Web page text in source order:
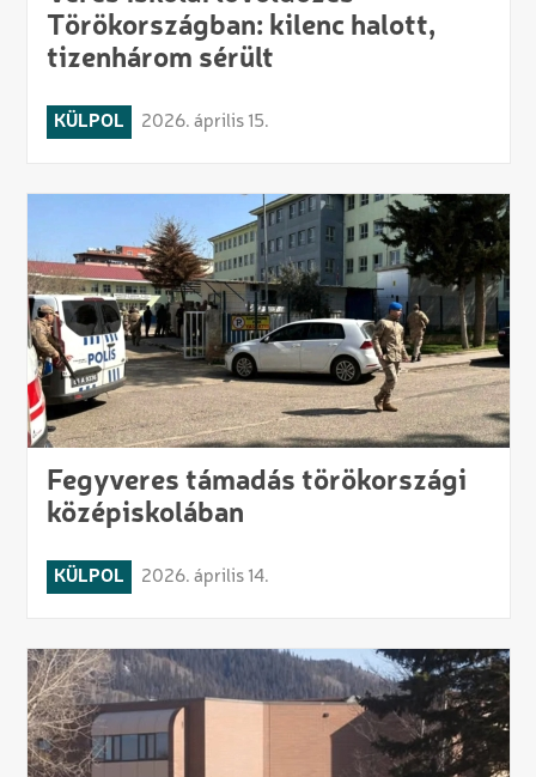
Törökországban: kilenc halott,
tizenhárom sérült
KÜLPOL 2026. április 15.
Fegyveres támadás törökországi
középiskolában
KÜLPOL 2026. április 14.